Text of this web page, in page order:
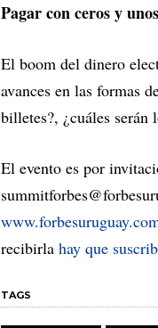
Pagar con ceros y unos
El boom del dinero
avances en las formas
billetes?, ¿cuáles serán
El evento es por
recibirla hay que
TAGS